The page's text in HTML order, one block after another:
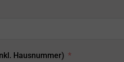
Hausnummer)